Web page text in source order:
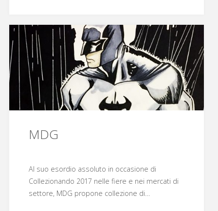
MDG
Al suo esordio assoluto in occasione di
Collezionando 2017 nelle fiere e nei mercati di
settore, MDG propone collezione di…